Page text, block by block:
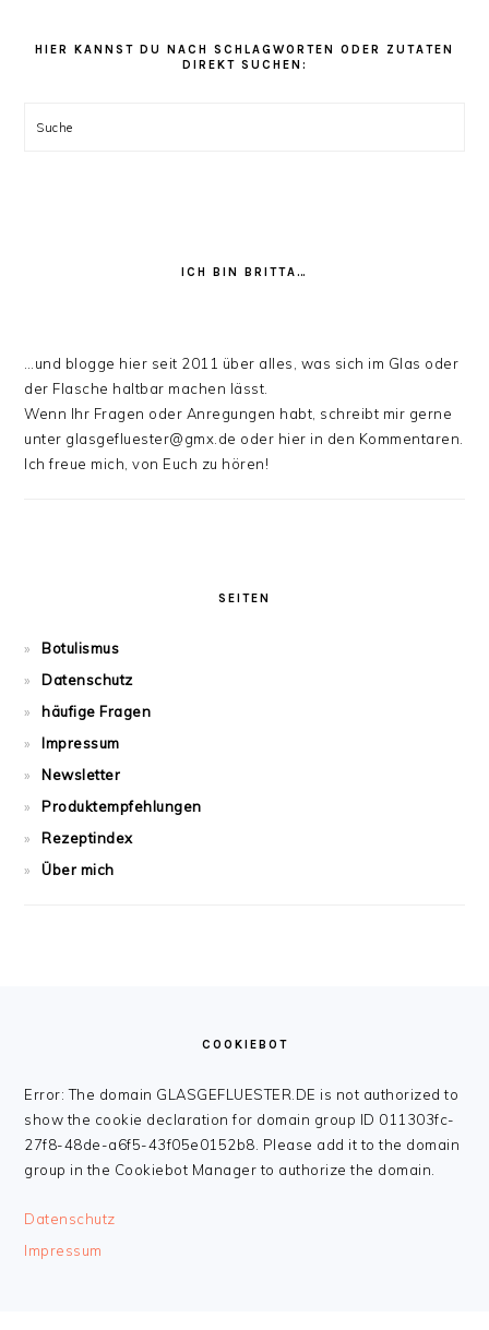
Kategorien
HIER KANNST DU NACH SCHLAGWORTEN ODER ZUTATEN
DIREKT SUCHEN:
Suche
ICH BIN BRITTA…
…und blogge hier seit 2011 über alles, was sich im Glas oder
der Flasche haltbar machen lässt.
Wenn Ihr Fragen oder Anregungen habt, schreibt mir gerne
unter glasgefluester@gmx.de oder hier in den Kommentaren.
Ich freue mich, von Euch zu hören!
SEITEN
Botulismus
Datenschutz
häufige Fragen
Impressum
Newsletter
Produktempfehlungen
Rezeptindex
Über mich
COOKIEBOT
Error: The domain GLASGEFLUESTER.DE is not authorized to
show the cookie declaration for domain group ID 011303fc-
27f8-48de-a6f5-43f05e0152b8. Please add it to the domain
group in the Cookiebot Manager to authorize the domain.
Datenschutz
Impressum